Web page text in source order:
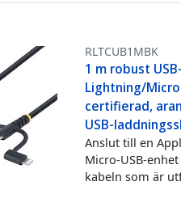
RLTCUB1MBK
1 m robust
Lightning/
certifierad,
USB-
Anslut till en
Micro-USB-
kabeln som är